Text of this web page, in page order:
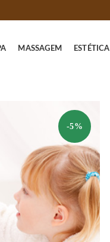
MASSAGEM ESTÉTICA
-5%